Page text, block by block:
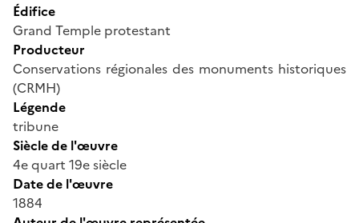
Édifice
Grand Temple protestant
Producteur
Conservations régionales des monuments historiques
(CRMH)
Légende
tribune
Siècle de l'œuvre
4e quart 19e siècle
Date de l'œuvre
1884